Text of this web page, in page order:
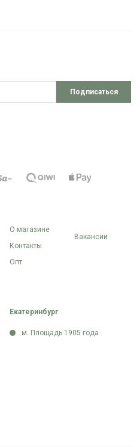
О магазине
Контакты
Опт
Вакансии
Екатеринбург
м. Площадь 1905 года
Подписаться